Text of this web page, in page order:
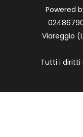
Powered
Viareggio
Tutti i diritti